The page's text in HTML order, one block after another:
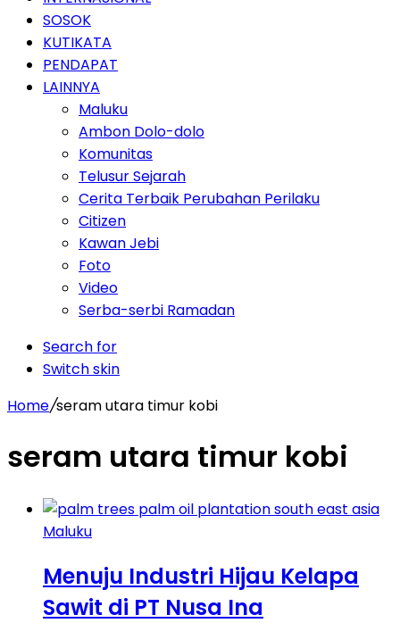
SOSOK
KUTIKATA
PENDAPAT
LAINNYA
Maluku
Ambon Dolo-dolo
Komunitas
Telusur Sejarah
Cerita Terbaik Perubahan Perilaku
Citizen
Kawan Jebi
Foto
Video
Serba-serbi Ramadan
Search for
Switch skin
Home/seram utara timur kobi
seram utara timur kobi
Maluku
Menuju Industri Hijau Kelapa
Sawit di PT Nusa Ina